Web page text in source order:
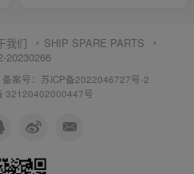
我们
SHIP SPARE PARTS
20230266
备案号：苏ICP备2022046727号-2
32120402000447号